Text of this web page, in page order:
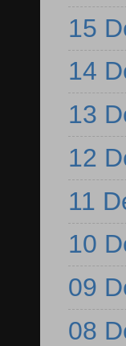
15
14
13
12
11
10
09
08